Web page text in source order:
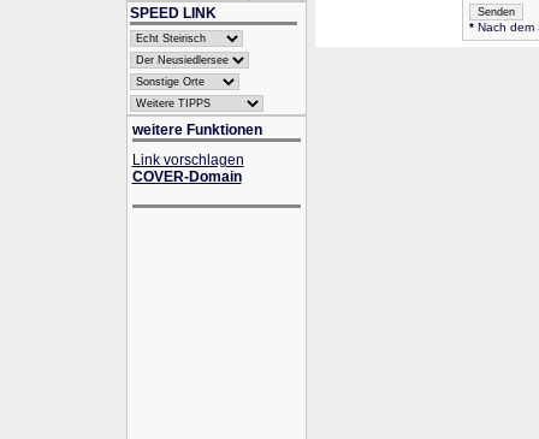
SPEED LINK
weitere Funktionen
Link vorschlagen
COVER-Domain
*Nach dem